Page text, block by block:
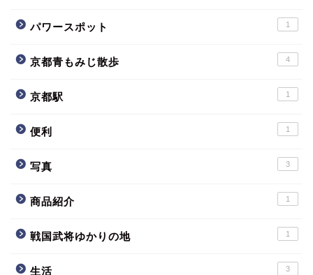
パワースポット 1
京都青もみじ散歩 4
京都駅 1
便利 1
写真 3
商品紹介 1
戦国武将ゆかりの地 1
生活 3